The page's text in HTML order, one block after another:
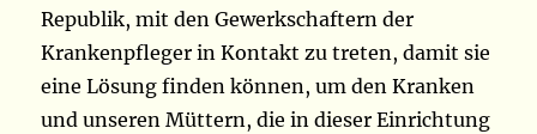
Republik, mit den Gewerkschaftern der
Krankenpfleger in Kontakt zu treten, damit sie
eine Lösung finden können, um den Kranken
und unseren Müttern, die in dieser Einrichtung